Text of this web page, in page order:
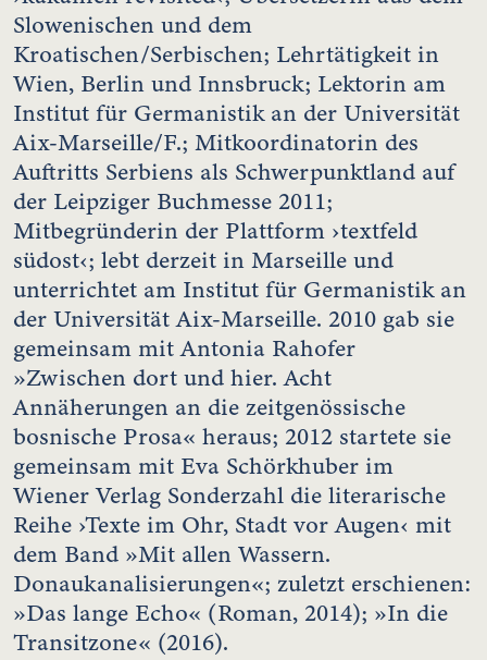
Slowenischen und dem
Kroatischen/Serbischen; Lehrtätigkeit in
Wien, Berlin und Innsbruck; Lektorin am
Institut für Germanistik an der Universität
Aix-Marseille/F.; Mitkoordinatorin des
Auftritts Serbiens als Schwerpunktland auf
der Leipziger Buchmesse 2011;
Mitbegründerin der Plattform ›textfeld
südost‹; lebt derzeit in Marseille und
unterrichtet am Institut für Germanistik an
der Universität Aix-Marseille. 2010 gab sie
gemeinsam mit Antonia Rahofer
»Zwischen dort und hier. Acht
Annäherungen an die zeitgenössische
bosnische Prosa« heraus; 2012 startete sie
gemeinsam mit Eva Schörkhuber im
Wiener Verlag Sonderzahl die literarische
Reihe ›Texte im Ohr, Stadt vor Augen‹ mit
dem Band »Mit allen Wassern.
Donaukanalisierungen«; zuletzt erschienen:
»Das lange Echo« (Roman, 2014); »In die
Transitzone« (2016).